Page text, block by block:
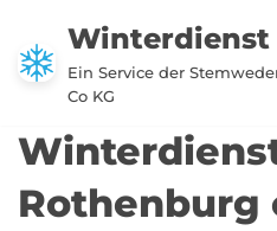
Zum
Inhalt
Winterdienst
Ein Service der
Co KG
Rothenburg